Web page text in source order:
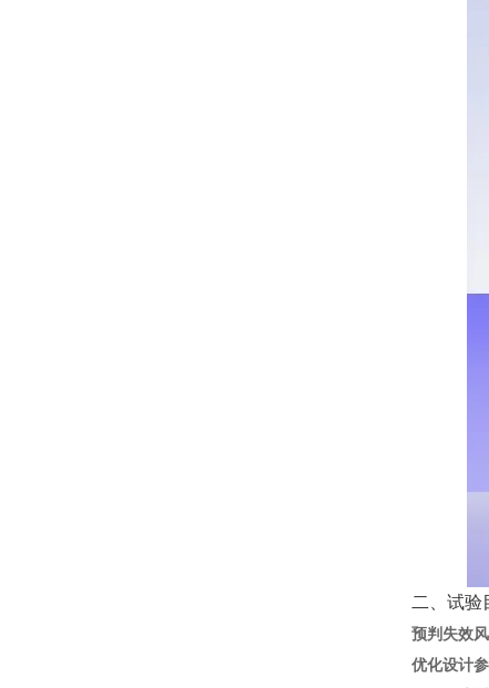
二、试验
预判失效
优化设计